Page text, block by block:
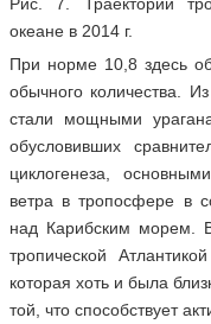
океане в 2014 г.
При норме 10,8 здесь
обычного количества.
стали мощными
обусловивших
циклогенеза,
ветра в тропосфере в
над Карибским морем.
тропической
которая хоть и была
той, что способствует